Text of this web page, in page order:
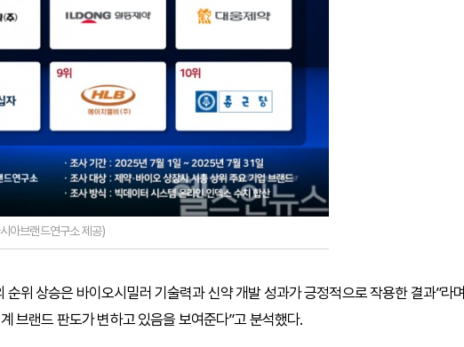
아브랜드연구소 제공)
위 상승은 바이오시밀러 기술력과 신약 개발 성과가 긍정적으로 작용한 결과”라며
브랜드 판도가 변하고 있음을 보여준다”고 분석했다.